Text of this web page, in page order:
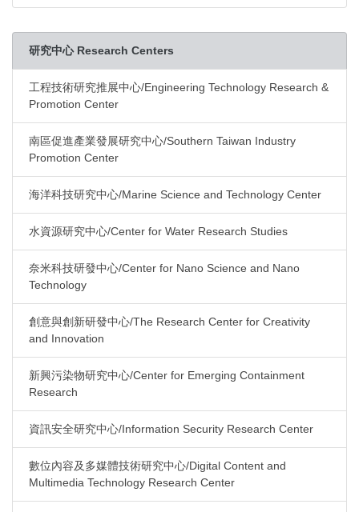
研究中心 Research Centers
工程技術研究推展中心/Engineering Technology Research &
Promotion Center
南區促進產業發展研究中心/Southern Taiwan Industry
Promotion Center
海洋科技研究中心/Marine Science and Technology Center
水資源研究中心/Center for Water Research Studies
奈米科技研發中心/Center for Nano Science and Nano
Technology
創意與創新研發中心/The Research Center for Creativity
and Innovation
新興污染物研究中心/Center for Emerging Containment
Research
資訊安全研究中心/Information Security Research Center
數位內容及多媒體技術研究中心/Digital Content and
Multimedia Technology Research Center